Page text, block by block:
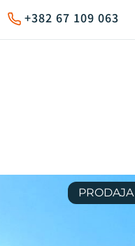
+382 67 109 063
PRODAJA